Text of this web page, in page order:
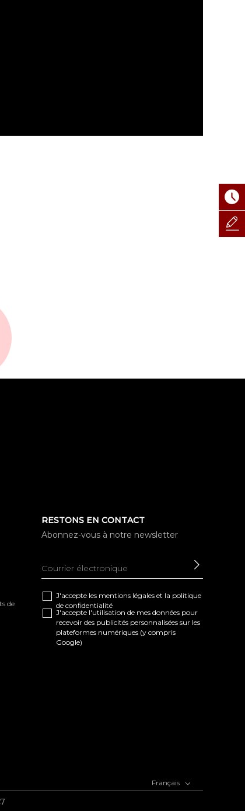
de
RESTONS EN CONTACT
Abonnez-vous à notre newsletter
J'accepte les mentions légaleset la politique
de confidentialité
J'accepte l'utilisation de mes données pour
recevoir des publicités personnalisées sur les
plateformes numériques (y compris
Google)
Français